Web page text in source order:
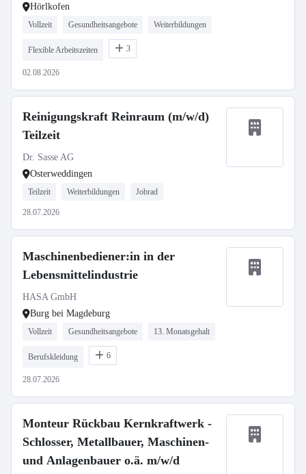
Hörlkofen
Vollzeit Gesundheitsangebote Weiterbildungen
Flexible Arbeitszeiten 3
02.08.2026
Reinigungskraft Reinraum (m/w/d)
Teilzeit
Dr. Sasse AG
Osterweddingen
Teilzeit Weiterbildungen Jobrad
28.07.2026
Maschinenbediener:in in der
Lebensmittelindustrie
HASA GmbH
Burg bei Magdeburg
Vollzeit Gesundheitsangebote 13. Monatsgehalt
Berufskleidung 6
28.07.2026
Monteur Rückbau Kernkraftwerk -
Schlosser, Metallbauer, Maschinen-
und Anlagenbauer o.ä. m/w/d